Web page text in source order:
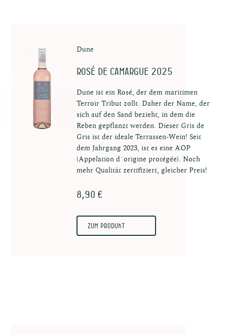
Dune
Rosé de Camargue 2025
Dune ist ein Rosé, der dem maritimen
Terroir Tribut zollt. Daher der Name, der
sich auf den Sand bezieht, in dem die
Reben gepflanzt werden. Dieser Gris de
Gris ist der ideale Terrassen-Wein! Seit
dem Jahrgang 2023, ist es eine AOP
(Appelation d´origine protégée). Noch
mehr Qualität zertifiziert, gleicher Preis!
8,90 €
Zum Produkt